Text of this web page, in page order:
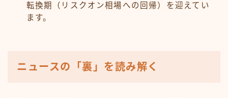
転換期（リスクオン相場への回帰）を迎えてい
ます。
ニュースの「裏」を読み解く